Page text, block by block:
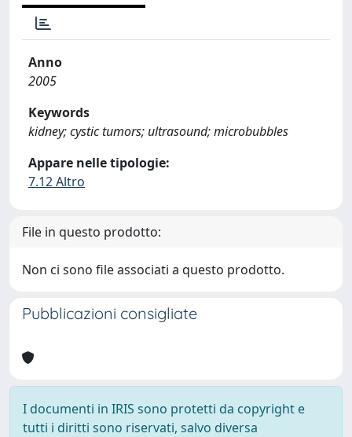
Anno
2005
Keywords
kidney; cystic tumors; ultrasound; microbubbles
Appare nelle tipologie:
7.12 Altro
File in questo prodotto:
Non ci sono file associati a questo prodotto.
Pubblicazioni consigliate
I documenti in IRIS sono protetti da copyright e
tutti i diritti sono riservati, salvo diversa